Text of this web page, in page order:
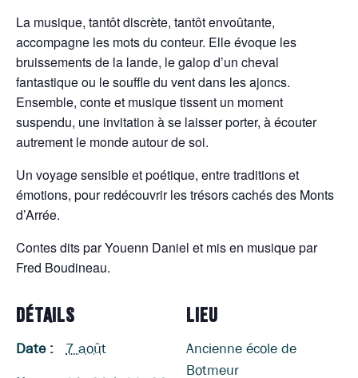
La musique, tantôt discrète, tantôt envoûtante,
accompagne les mots du conteur. Elle évoque les
bruissements de la lande, le galop d’un cheval
fantastique ou le souffle du vent dans les ajoncs.
Ensemble, conte et musique tissent un moment
suspendu, une invitation à se laisser porter, à écouter
autrement le monde autour de soi.
Un voyage sensible et poétique, entre traditions et
émotions, pour redécouvrir les trésors cachés des Monts
d’Arrée.
Contes dits par Youenn Daniel et mis en musique par
Fred Boudineau.
DÉTAILS
Date :
7 août
LIEU
Ancienne école de
Botmeur